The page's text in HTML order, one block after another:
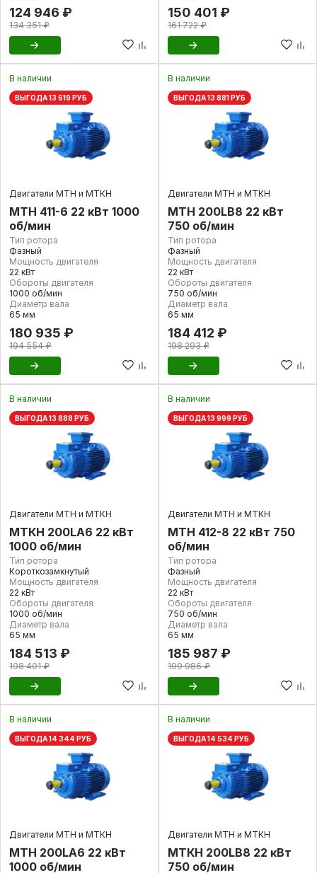
124 946 ₽
134 351 ₽
150 401 ₽
161 722 ₽
В наличии
ВЫГОДА 13 619 РУБ
Двигатели МТН и МТКН
МТН 411-6 22 кВт 1000
об/мин
Тип ротора
Фазный
Мощность двигателя
22 кВт
Обороты двигателя
1000 об/мин
Диаметр вала
65 мм
180 935 ₽
194 554 ₽
В наличии
ВЫГОДА 13 881 РУБ
Двигатели МТН и МТКН
МТН 200LB8 22 кВт
750 об/мин
Тип ротора
Фазный
Мощность двигателя
22 кВт
Обороты двигателя
750 об/мин
Диаметр вала
65 мм
184 412 ₽
198 293 ₽
В наличии
ВЫГОДА 13 888 РУБ
Двигатели МТН и МТКН
МТКН 200LA6 22 кВт
1000 об/мин
Тип ротора
Короткозамкнутый
Мощность двигателя
22 кВт
Обороты двигателя
1000 об/мин
Диаметр вала
65 мм
184 513 ₽
198 401 ₽
В наличии
ВЫГОДА 13 999 РУБ
Двигатели МТН и МТКН
МТН 412-8 22 кВт 750
об/мин
Тип ротора
Фазный
Мощность двигателя
22 кВт
Обороты двигателя
750 об/мин
Диаметр вала
65 мм
185 987 ₽
199 986 ₽
В наличии
ВЫГОДА 14 344 РУБ
Двигатели МТН и МТКН
МТН 200LA6 22 кВт
1000 об/мин
В наличии
ВЫГОДА 14 534 РУБ
Двигатели МТН и МТКН
МТКН 200LB8 22 кВт
750 об/мин